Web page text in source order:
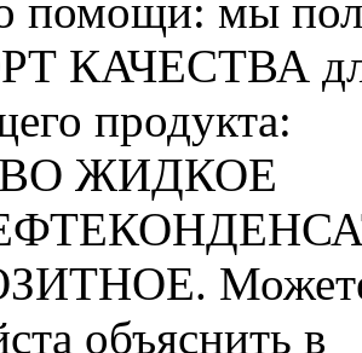
помощи: мы
КАЧЕСТВА
продукта:
ЖИДКОЕ
объяснить в